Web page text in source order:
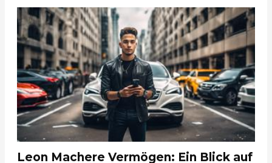
Leon Machere Vermögen: Ein Blick auf